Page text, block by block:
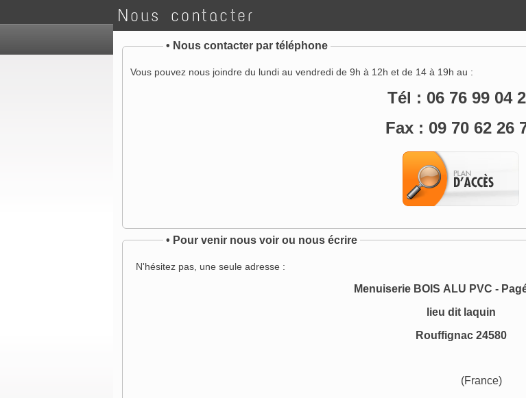
Nous contacter
• Nous contacter par téléphone
Vous pouvez nous joindre du lundi au vendredi de 9h à 12h et de 14 à 19h au :
Tél : 06 76 99 04
Fax : 09 70 62 26
• Pour venir nous voir ou nous écrire
N'hésitez pas, une seule adresse :
Menuiserie BOIS ALU PVC -
lieu dit laquin
Rouffignac 24580
(France)